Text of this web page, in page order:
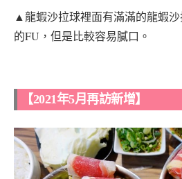
▲龍蝦沙拉球裡面有滿滿的龍蝦
的FU，但是比較容易膩口。
【2021年5月再訪新增】